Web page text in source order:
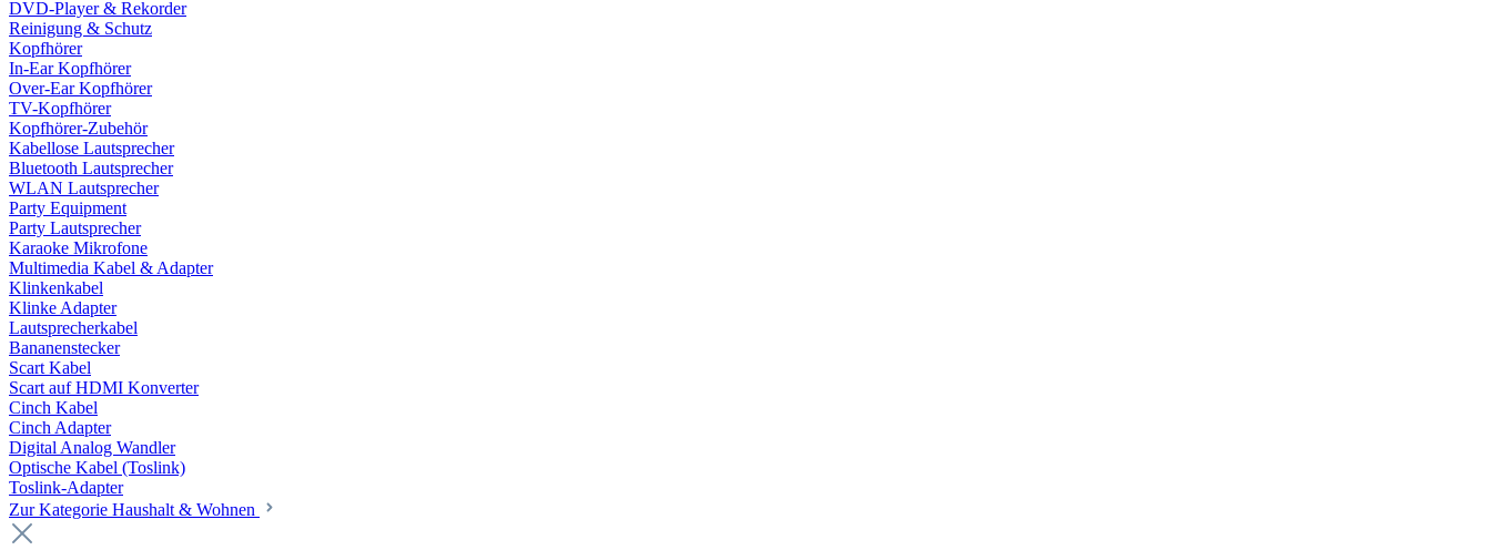
DVD-Player & Rekorder
Reinigung & Schutz
Kopfhörer
In-Ear Kopfhörer
Over-Ear Kopfhörer
TV-Kopfhörer
Kopfhörer-Zubehör
Kabellose Lautsprecher
Bluetooth Lautsprecher
WLAN Lautsprecher
Party Equipment
Party Lautsprecher
Karaoke Mikrofone
Multimedia Kabel & Adapter
Klinkenkabel
Klinke Adapter
Lautsprecherkabel
Bananenstecker
Scart Kabel
Scart auf HDMI Konverter
Cinch Kabel
Cinch Adapter
Digital Analog Wandler
Optische Kabel (Toslink)
Toslink-Adapter
Zur Kategorie Haushalt & Wohnen